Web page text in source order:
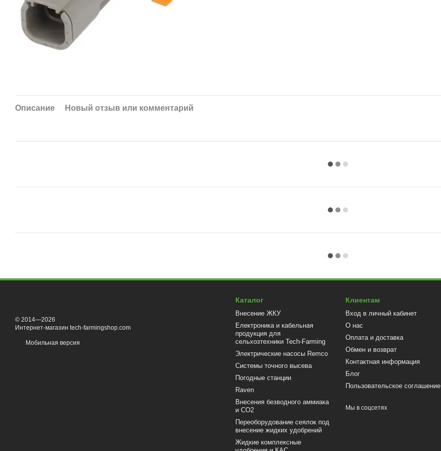
Описание
Новый отзыв или комментарий
© 2014—2026
Интернет-магазин tech-farmingshop.com
Мобильная версия
Каталог
Внесение ЖКУ
Електроника и кабельная
продукция для
сельхозтехники Tech-Farming
Электрические насосы Remco
Системы точного высева
Погодные станции
Raven
Внесения безводного аммиака
и CO2
Переоборудование сеялок под
внесение жидких удобрений
Жидкие комплексные
Клиентам
Вход в личный кабинет
О нас
Оплата и доставка
Обмен и возврат
Контактная информация
Блог
Пользовательское соглашение
Мы в соцсетях